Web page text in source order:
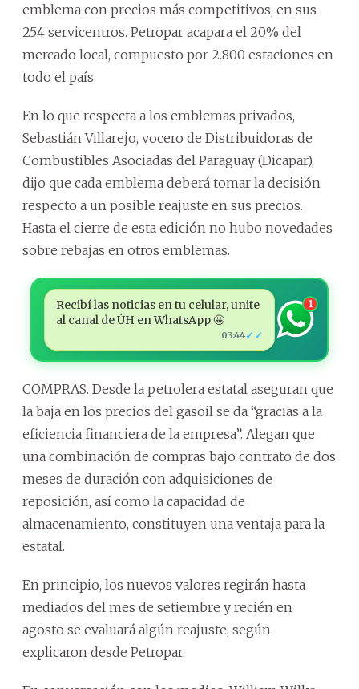
emblema con precios más competitivos, en sus
254 servicentros. Petropar acapara el 20% del
mercado local, compuesto por 2.800 estaciones en
todo el país.
En lo que respecta a los emblemas privados,
Sebastián Villarejo, vocero de Distribuidoras de
Combustibles Asociadas del Paraguay (Dicapar),
dijo que cada emblema deberá tomar la decisión
respecto a un posible reajuste en sus precios.
Hasta el cierre de esta edición no hubo novedades
sobre rebajas en otros emblemas.
Recibí las noticias en tu celular, unite
al canal de ÚH en WhatsApp 🤩
03:44✓✓
1
COMPRAS. Desde la petrolera estatal aseguran que
la baja en los precios del gasoil se da “gracias a la
eficiencia financiera de la empresa”. Alegan que
una combinación de compras bajo contrato de dos
meses de duración con adquisiciones de
reposición, así como la capacidad de
almacenamiento, constituyen una ventaja para la
estatal.
En principio, los nuevos valores regirán hasta
mediados del mes de setiembre y recién en
agosto se evaluará algún reajuste, según
explicaron desde Petropar.